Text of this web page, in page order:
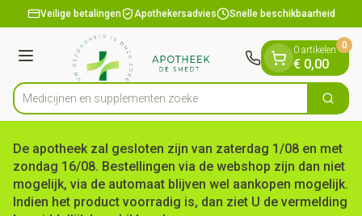
Ga naar de inhoud
1 van 1Veilige betalingen Apothekersadvies Snelle beschikbaarheid
Menu
Product, merk, categorie...
Medicijnen en Zoek
0 artikelen
€ 0,00
0
De apotheek zal gesloten zijn van zaterdag 1/08 en met
zondag 16/08. Bestellingen via de webshop zijn dan niet
mogelijk, via de automaat blijven wel aankopen mogelijk.
Indien het product voorradig is, dan ziet U de vermelding